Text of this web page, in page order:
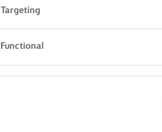
MÓDSZER
Melegítsük elő a
Lassan forraljuk fel a
Targeting
Functional